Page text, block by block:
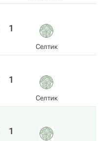
1
Селтик
1
Селтик
1